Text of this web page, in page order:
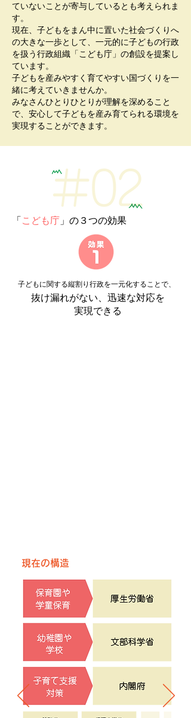
ていないことが寄与しているとも考えられま
す。
現在、子どもをまん中に置いた社会づくりへ
の大きな一歩として、⼀元的に⼦どもの⾏政
を扱う⾏政組織「こども庁」の創設を提案し
ています。
⼦どもを産みやすく育てやすい国づくりを⼀
緒に考えていきませんか。
みなさんひとりひとりが理解を深めること
で、安⼼して⼦どもを産み育てられる環境を
実現することができます。
「 こども庁 」の３つの効果
⼦どもに関する縦割り⾏政を⼀元化することで、
抜け漏れがない、迅速な対応を
実現できる
現在の構造